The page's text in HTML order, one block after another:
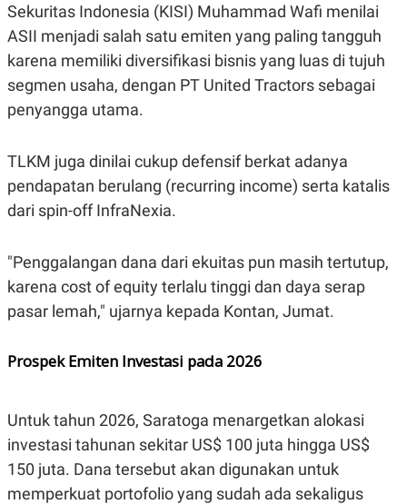
Sekuritas Indonesia (KISI) Muhammad Wafi menilai
ASII menjadi salah satu emiten yang paling tangguh
karena memiliki diversifikasi bisnis yang luas di tujuh
segmen usaha, dengan PT United Tractors sebagai
penyangga utama.
TLKM juga dinilai cukup defensif berkat adanya
pendapatan berulang (recurring income) serta katalis
dari spin-off InfraNexia.
"Penggalangan dana dari ekuitas pun masih tertutup,
karena cost of equity terlalu tinggi dan daya serap
pasar lemah," ujarnya kepada Kontan, Jumat.
Prospek Emiten Investasi pada 2026
Untuk tahun 2026, Saratoga menargetkan alokasi
investasi tahunan sekitar US$ 100 juta hingga US$
150 juta. Dana tersebut akan digunakan untuk
memperkuat portofolio yang sudah ada sekaligus